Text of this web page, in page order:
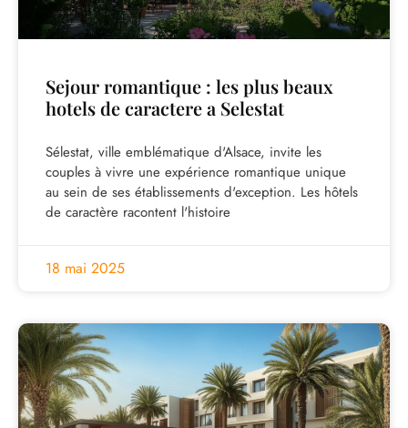
Sejour romantique : les plus beaux
hotels de caractere a Selestat
Sélestat, ville emblématique d'Alsace, invite les
couples à vivre une expérience romantique unique
au sein de ses établissements d'exception. Les hôtels
de caractère racontent l'histoire
18 mai 2025